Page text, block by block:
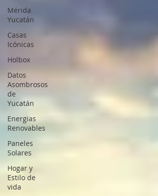
Mérida
Yucatán
Casas
Icónicas
Holbox
Datos
Asombrosos
de
Yucatán
Energias
Renovables
Paneles
Solares
Hogar y
Estilo de
vida